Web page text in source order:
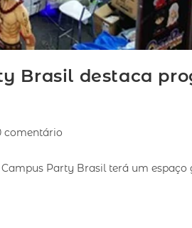
Brasil destaca
comentário
Party Brasil terá um